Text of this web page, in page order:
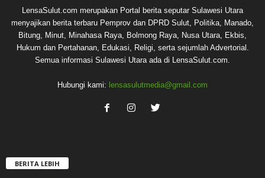
LensaSulut.com merupakan Portal berita seputar Sulawesi Utara
menyajikan berita terbaru Pemprov dan DPRD Sulut, Politika, Manado,
Bitung, Minut, Minahasa Raya, Bolmong Raya, Nusa Utara, Ekbis,
Hukum dan Pertahanan, Edukasi, Religi, serta sejumlah Advertorial.
Semua informasi Sulawesi Utara ada di LensaSulut.com.
Hubungi kami: lensasulutmedia@gmail.com
BERITA LEBIH